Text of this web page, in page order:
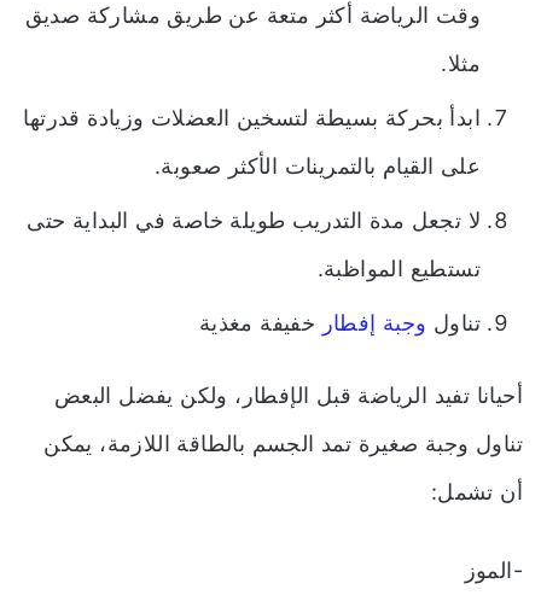
وقت الرياضة أكثر متعة عن طريق مشاركة صديق
مثلا.
ابدأ بحركة بسيطة لتسخين العضلات وزيادة قدرتها
على القيام بالتمرينات الأكثر صعوبة.
لا تجعل مدة التدريب طويلة خاصة في البداية حتى
تستطيع المواظبة.
تناول وجبة إفطار خفيفة مغذية
أحيانا تفيد الرياضة قبل الإفطار، ولكن يفضل البعض
تناول وجبة صغيرة تمد الجسم بالطاقة اللازمة، يمكن
أن تشمل:
-الموز